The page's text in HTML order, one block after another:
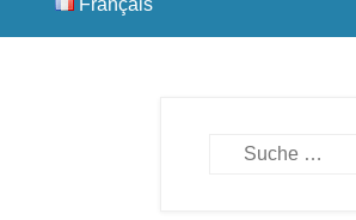
Français
Suchen